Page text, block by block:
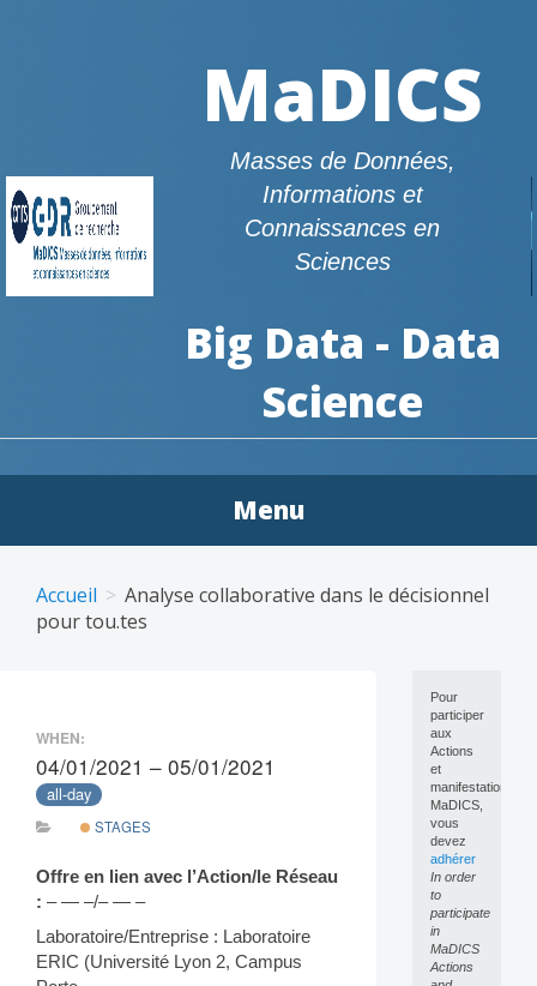
MaDICS
Masses de Données,
Informations et
Connaissances en
Sciences
Big Data - Data
Science
Menu
content
Accueil
Analyse collaborative dans le décisionnel
pour tou.tes
WHEN:
04/01/2021 – 05/01/2021
all-day
STAGES
Offre en lien avec l’Action/le Réseau
: – — –/– — –
Laboratoire/Entreprise : Laboratoire
ERIC (Université Lyon 2, Campus
Pour
participer
aux
Actions
et
manifestations
MaDICS,
vous
devez
adhérer
In order
to
participate
in
MaDICS
Actions